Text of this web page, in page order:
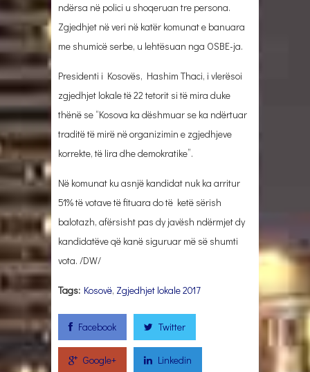
ndërsa në polici u shoqeruan tre persona.
Zgjedhjet në veri në katër komunat e banuara
me shumicë serbe, u lehtësuan nga OSBE-ja.
Presidenti i Kosovës, Hashim Thaci, i vlerësoi
zgjedhjet lokale të 22 tetorit si të mira duke
thënë se “Kosova ka dëshmuar se ka ndërtuar
traditë të mirë në organizimin e zgjedhjeve
korrekte, të lira dhe demokratike”.
Në komunat ku asnjë kandidat nuk ka arritur
51% të votave të fituara do të ketë sërish
balotazh, afërsisht pas dy javësh ndërmjet dy
kandidatëve që kanë siguruar më së shumti
vota. /DW/
Tags: Kosovë, Zgjedhjet lokale 2017
Facebook Twitter
Google+ Linkedin